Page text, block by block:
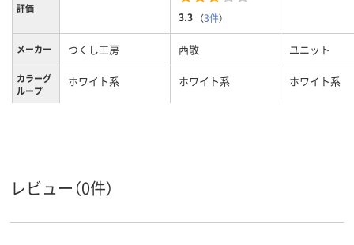
評価
3.3 （3件）
メーカー つくし工房 西敬 ユニット
カラーグ
ループ
ホワイト系 ホワイト系 ホワイト系
レビュー（0件）